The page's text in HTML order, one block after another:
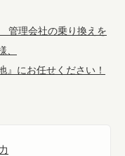
管理会社の乗り換えを
、
』にお任せください！